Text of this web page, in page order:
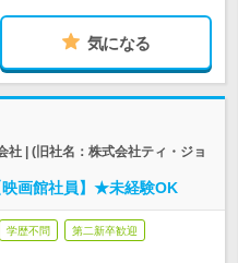
気になる
社 | (旧社名：株式会社ティ・ジョ
画館社員】★未経験OK
学歴不問 第二新卒歓迎